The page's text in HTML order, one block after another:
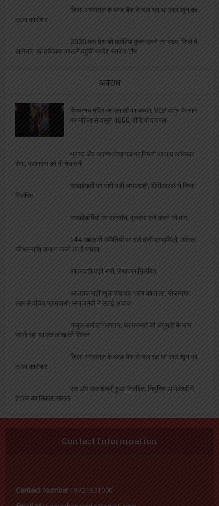
ज़िला अस्पताल के ब्लड बैंक से चल रहा था लाल खून का
काला कारोबार
2030 तक देश को मलेरिया मुक्त करने का लक्ष्य, जिले में
अभियान की हकीकत परखने पहुंची प्रदेश स्तरीय टीम
अपराध
विश्वनाथ मंदिर पर दलालों का कब्ज़ा, VIP दर्शन के नाम
पर महिला से वसूले 4000, वीडियो वायरल
भ्रस्ट और असभ्य लेखपाल पर बिफरी आज़ाद अधिकार
सेना, प्रशासन को दी चेतावनी
सफाईकर्मी पर भारी पड़ी लापरवाही, डीपीआरओ ने किया
निलंबित
सफाईकर्मियों का प्रदर्शन, मुकदमा दर्ज करने की मांग
144 सहकारी समितियों पर दर्ज होगी प्राथमिकी, उर्वरक
की धनराशि जमा न करने का है मामला
लापरवाही पड़ी भारी, लेखपाल निलंबित
आजतक नहीं खुला पंचायत भवन का ताला, योजनागत
लाभ से वंचित ग्रामवासी, समाजसेवी ने उठाई आवाज
नजूल आमीन गिरफ्तार, घर मरम्मत की अनुमति के नाम
पर ले रहा था एक लाख की रिश्वत
ज़िला अस्पताल के ब्लड बैंक से चल रहा था लाल खून का
काला कारोबार
एक और सफाईकर्मी हुआ निलंबित, नियुक्ति अभिलेखों में
हेरफेर का निकला मामला
Contact Informnation
Contact Number : 9721931000